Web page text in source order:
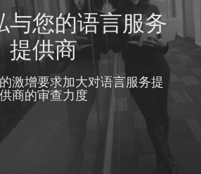
与您的语言服务
提供商
激增要求加大对语言服务提
供商的审查力度